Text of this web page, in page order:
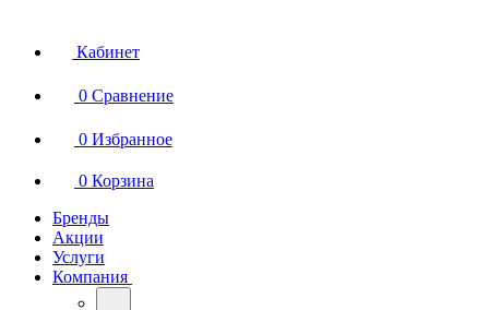
Кабинет
0 Сравнение
0 Избранное
0 Корзина
Бренды
Акции
Услуги
Компания